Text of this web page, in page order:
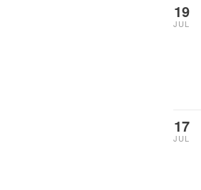
19
JUL
17
JUL